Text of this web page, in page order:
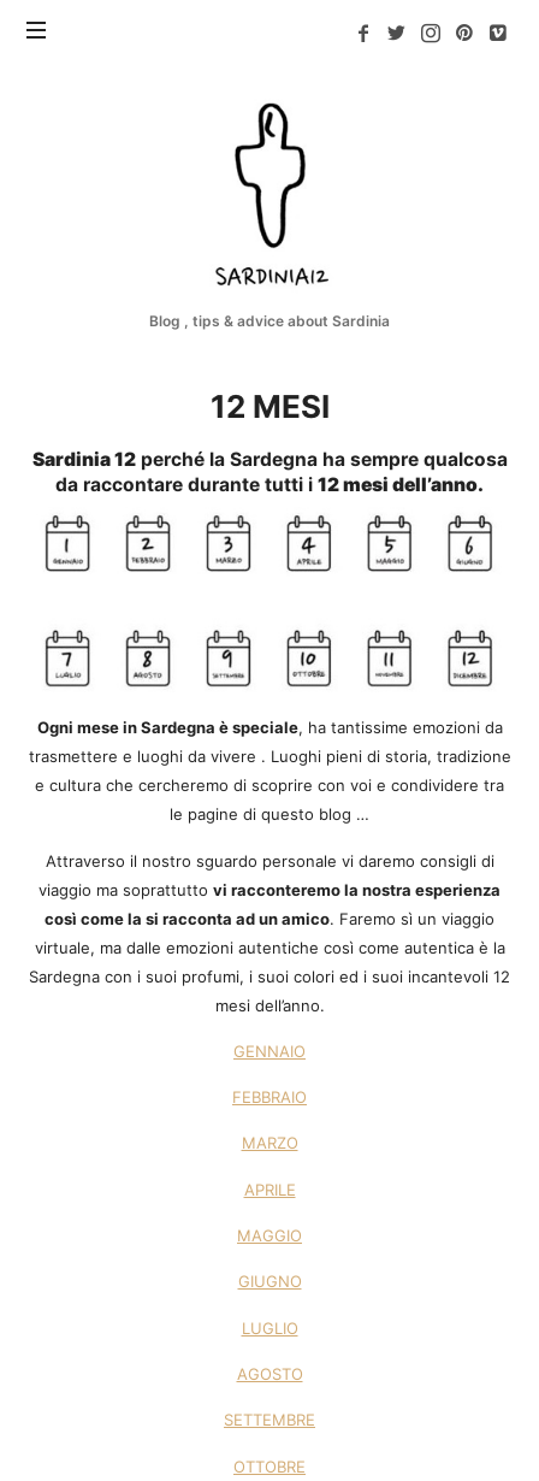
Blog , tips & advice about Sardinia
12 MESI
Sardinia 12perché la Sardegna ha sempre qualcosa
da raccontare durante tutti i 12 mesi dell’anno.
Ogni mese in Sardegna è speciale, ha tantissime emozioni da
trasmettere e luoghi da vivere . Luoghi pieni di storia, tradizione
e cultura che cercheremo di scoprire con voi e condividere tra
le pagine di questo blog …
Attraverso il nostro sguardo personale vi daremo consigli di
viaggio ma soprattutto vi racconteremo la nostra esperienza
così come la si racconta ad un amico. Faremo sì un viaggio
virtuale, ma dalle emozioni autentiche così come autentica è la
Sardegna con i suoi profumi, i suoi colori ed i suoi incantevoli 12
mesi dell’anno.
GENNAIO
FEBBRAIO
MARZO
APRILE
MAGGIO
GIUGNO
LUGLIO
AGOSTO
SETTEMBRE
OTTOBRE